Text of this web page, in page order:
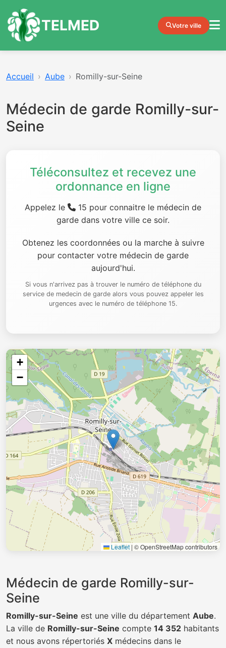
TELMED Votre ville
Accueil Aube Romilly-sur-Seine
Médecin de garde Romilly-sur-
Seine
Téléconsultez et recevez une
ordonnance en ligne
Appelez le
15 pour connaitre le médecin de
garde dans votre ville ce soir.
Obtenez les coordonnées ou la marche à suivre
pour contacter votre médecin de garde
aujourd'hui.
Si vous n'arrivez pas à trouver le numéro de téléphone du
service de medecin de garde alors vous pouvez appeler les
urgences avec le numéro de téléphone 15.
+
−
Leaflet | © OpenStreetMap contributors
Médecin de garde Romilly-sur-
Seine
Romilly-sur-Seine est une ville du département Aube.
La ville de Romilly-sur-Seine compte 14 352 habitants
et nous avons répertoriés X médecins dans le